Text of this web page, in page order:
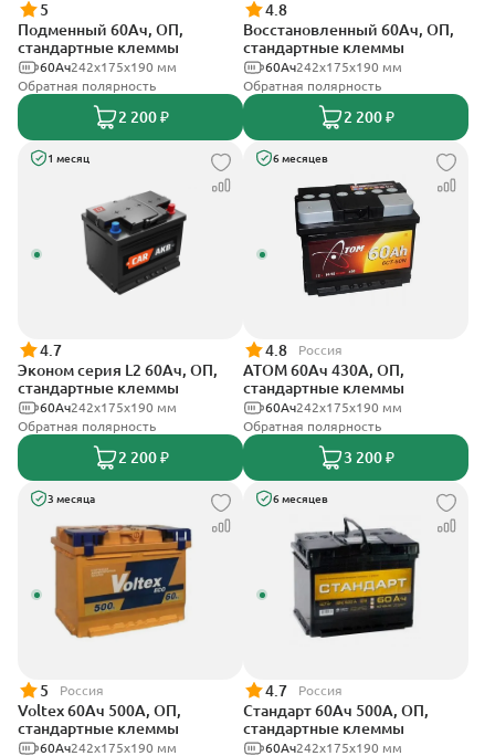
5
Подменный 60Ач, ОП,
стандартные клеммы
242х175х190 мм
60Ач
Обратная полярность
2 200 ₽
4.8
Восстановленный 60Ач, ОП,
стандартные клеммы
242х175х190 мм
60Ач
Обратная полярность
2 200 ₽
1 месяц
4.7
Эконом серия L2 60Ач, ОП,
стандартные клеммы
242х175х190 мм
60Ач
Обратная полярность
2 200 ₽
6 месяцев
4.8 Россия
АТОМ 60Ач 430А, ОП,
стандартные клеммы
242х175х190 мм
60Ач
Обратная полярность
3 200 ₽
3 месяца
5 Россия
Voltex 60Ач 500А, ОП,
стандартные клеммы
242х175х190 мм
60Ач
6 месяцев
4.7 Россия
Стандарт 60Ач 500А, ОП,
стандартные клеммы
242x175x190 мм
60Ач